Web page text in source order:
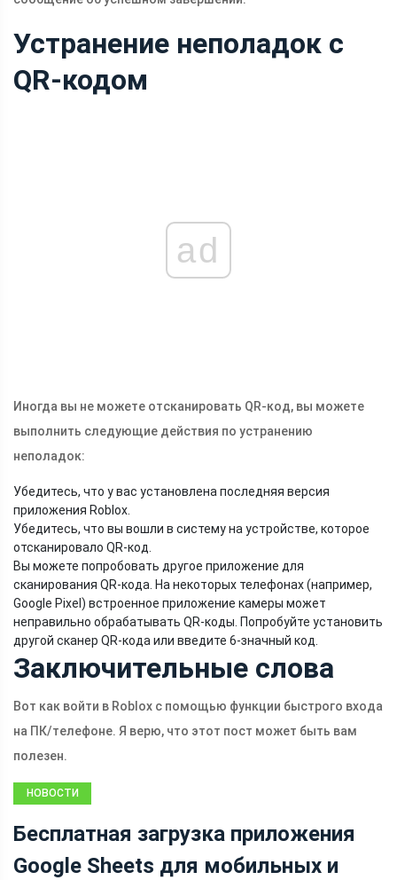
Устранение неполадок с
QR-кодом
ad
Иногда вы не можете отсканировать QR-код, вы можете
выполнить следующие действия по устранению
неполадок:
Убедитесь, что у вас установлена ​​последняя версия
приложения Roblox.
Убедитесь, что вы вошли в систему на устройстве, которое
отсканировало QR-код.
Вы можете попробовать другое приложение для
сканирования QR-кода. На некоторых телефонах (например,
Google Pixel) встроенное приложение камеры может
неправильно обрабатывать QR-коды. Попробуйте установить
другой сканер QR-кода или введите 6-значный код.
Заключительные слова
Вот как войти в Roblox с помощью функции быстрого входа
на ПК/телефоне. Я верю, что этот пост может быть вам
полезен.
НОВОСТИ
Бесплатная загрузка приложения
Google Sheets для мобильных и